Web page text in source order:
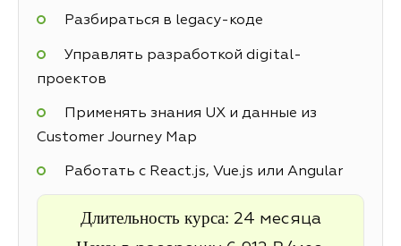
Разбираться в legacy-коде
Управлять разработкой digital-
проектов
Применять знания UX и данные из
Customer Journey Map
Работать с React.js, Vue.js или Angular
Длительность курса: 24 месяца